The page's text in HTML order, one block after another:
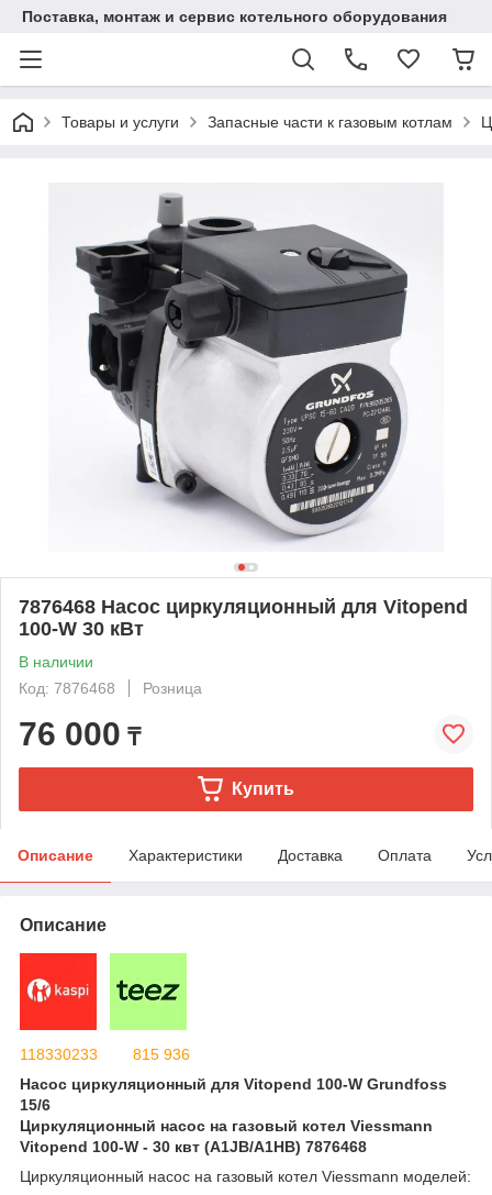
Поставка, монтаж и сервис котельного оборудования
Товары и услуги Запасные части к газовым котлам
7876468 Насос циркуляционный для Vitopend
100-W 30 кВт
В наличии
Код: 7876468
Розница
76 000 ₸
Купить
Описание Характеристики Доставка Оплата
Описание
118330233
815 936
Насос циркуляционный для Vitopend 100-W Grundfoss
15/6
Циркуляционный насос на газовый котел Viessmann
Vitopend 100-W - 30 квт (A1JB/A1HB) 7876468
Циркуляционный насос на газовый котел Viessmann моделей: